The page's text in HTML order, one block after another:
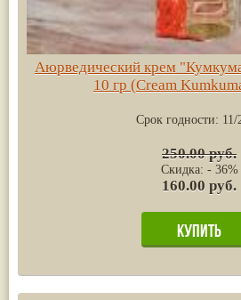
Аюрведический крем
10 гр (Cream
Срок годности: 11/
250.00 руб.
Скидка: - 36%
160.00 руб.